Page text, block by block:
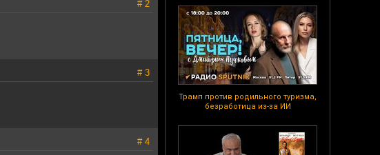
Трамп против родильного туризма,
безработица из-за ИИ
# 2
# 3
# 4